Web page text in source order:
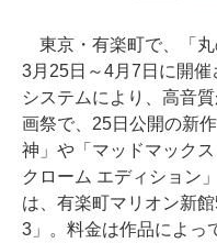
東京・有楽町で、「丸
3月25日～4月7日に開
システムにより、高音
画祭で、25日公開の新
神」や「マッドマック
クローム エディション
は、有楽町マリオン新
3」。料金は作品によっ